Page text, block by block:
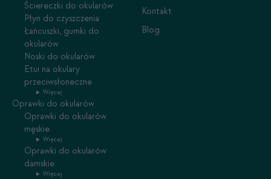
Ściereczki do okularów
Płyn do czyszczenia
Łańcuszki, gumki do
okularów
Noski do okularów
Etui na okulary
przeciwsłoneczne
Więcej
Oprawki do okularów
Oprawki do okularów
męskie
Więcej
Oprawki do okularów
damskie
Więcej
Kontakt
Blog